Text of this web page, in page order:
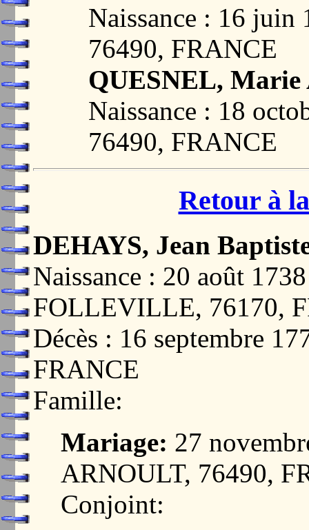
Naissance : 16
76490, FRANCE
QUESNEL, Marie
Naissance : 18
76490, FRANCE
Retour à
DEHAYS, Jean
Naissance : 20 août
FOLLEVILLE, 76170,
Décès : 16 septembre
FRANCE
Famille:
Mariage: 27
ARNOULT, 76490,
Conjoint: